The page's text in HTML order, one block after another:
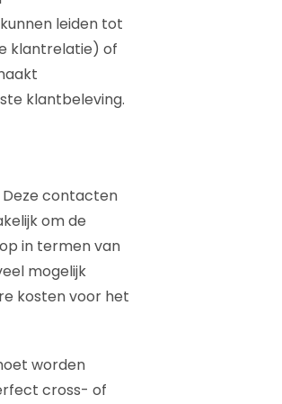
leiden tot
klantrelatie) of
klantbeleving.
contacten
om de
in termen van
mogelijk
kosten voor het
worden
cross- of